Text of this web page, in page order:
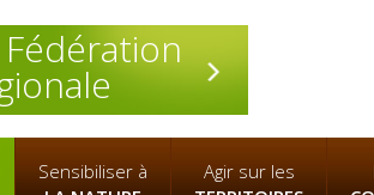
Fédération
Sensibiliser à
Agir sur les